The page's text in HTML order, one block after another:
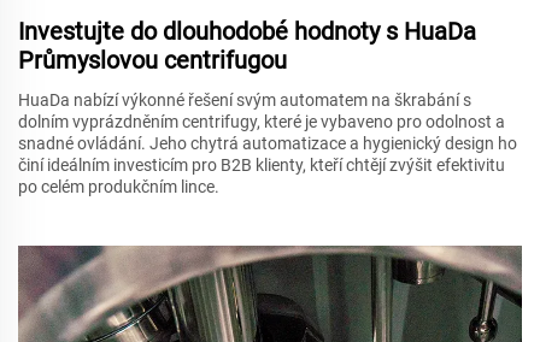
Investujte do dlouhodobé hodnoty s HuaDa
Průmyslovou centrifugou
HuaDa nabízí výkonné řešení svým automatem na škrabání s
dolním vyprázdněním centrifugy, které je vybaveno pro odolnost a
snadné ovládání. Jeho chytrá automatizace a hygienický design ho
činí ideálním investicím pro B2B klienty, kteří chtějí zvýšit efektivitu
po celém produkčním lince.